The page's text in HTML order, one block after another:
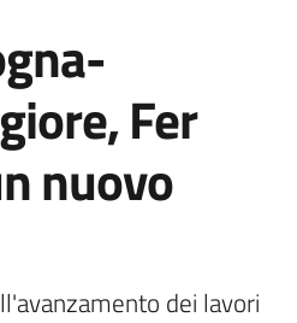
Fer
nuovo
dei lavori